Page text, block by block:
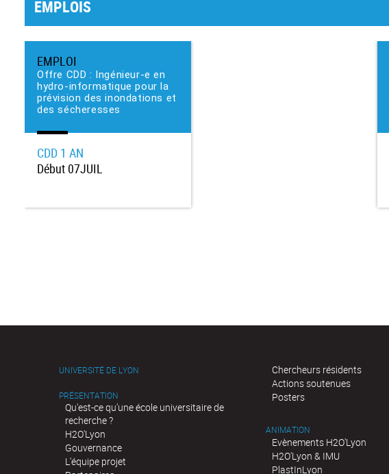
EMPLOIS
EMPLOI
Offre CDD : Ingénieur-e en
hydro-informatique pour la
prévision des inondations et
des sécheresses
CDD 1 AN
Début 07JUIL
UNIVERSITÉ DE LYON
PRÉSENTATION
Qu'est-ce qu'une école universitaire de
recherche ?
H2O'Lyon
Gouvernance
L'équipe projet
Chercheurs résidents
Actions soutenues
Posters
ANIMATION
Evènements H2O'Lyon
H2O'Lyon & IMU
PlastInLyon